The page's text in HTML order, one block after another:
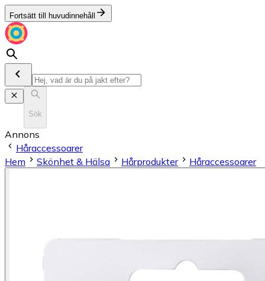
Fortsätt till huvudinnehåll
Sök
Annons
Håraccessoarer
Hem
Skönhet & Hälsa Hårprodukter Håraccessoarer